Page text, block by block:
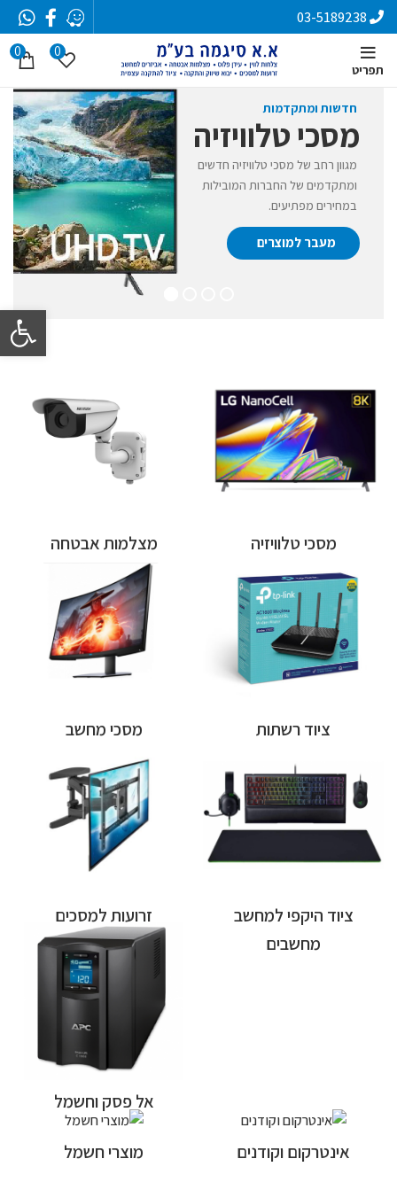
פתח
תפריט
0
0
מעבר למוצרים
מסכי טלוויזיה
חדשות ומתקדמות
מגוון רחב של מסכי טלוויזיה חדשים
ומתקדמים של החברות המובילות
במחירים מפתיעים.
מסכי טלוויזיה מצלמות אבטחה
ציוד רשתות מסכי מחשב
ציוד היקפי למחשב
זרועות למסכים
מחשבים
אל פסק וחשמל
אינטרקום וקודנים מוצרי חשמל